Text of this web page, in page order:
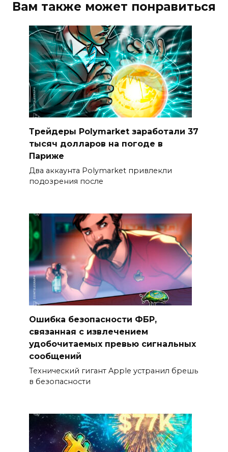
Вам также может понравиться
Трейдеры Polymarket заработали 37
тысяч долларов на погоде в
Париже
Два аккаунта Polymarket привлекли
подозрения после
Ошибка безопасности ФБР,
связанная с извлечением
удобочитаемых превью сигнальных
сообщений
Технический гигант Apple устранил брешь
в безопасности